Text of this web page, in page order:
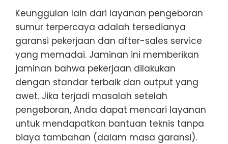
Keunggulan lain dari layanan pengeboran
sumur terpercaya adalah tersedianya
garansi pekerjaan dan after-sales service
yang memadai. Jaminan ini memberikan
jaminan bahwa pekerjaan dilakukan
dengan standar terbaik dan output yang
awet. Jika terjadi masalah setelah
pengeboran, Anda dapat mencari layanan
untuk mendapatkan bantuan teknis tanpa
biaya tambahan (dalam masa garansi).